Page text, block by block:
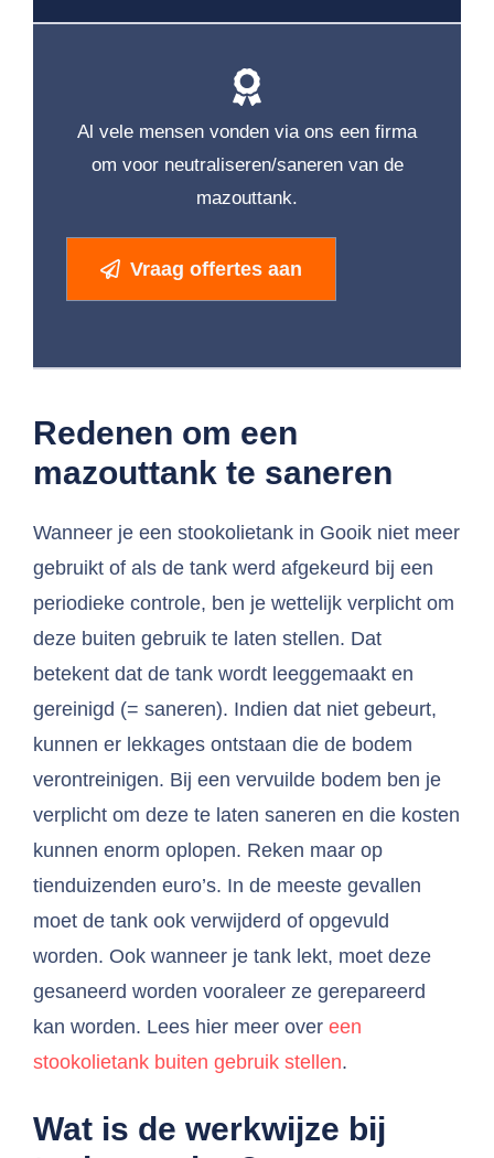
Al vele mensen vonden via ons een firma
om voor neutraliseren/saneren van de
mazouttank.
Vraag offertes aan
Redenen om een
mazouttank te saneren
Wanneer je een stookolietank in Gooik niet meer
gebruikt of als de tank werd afgekeurd bij een
periodieke controle, ben je wettelijk verplicht om
deze buiten gebruik te laten stellen. Dat
betekent dat de tank wordt leeggemaakt en
gereinigd (= saneren). Indien dat niet gebeurt,
kunnen er lekkages ontstaan die de bodem
verontreinigen. Bij een vervuilde bodem ben je
verplicht om deze te laten saneren en die kosten
kunnen enorm oplopen. Reken maar op
tienduizenden euro’s. In de meeste gevallen
moet de tank ook verwijderd of opgevuld
worden. Ook wanneer je tank lekt, moet deze
gesaneerd worden vooraleer ze gerepareerd
kan worden. Lees hier meer over een
stookolietank buiten gebruik stellen.
Wat is de werkwijze bij